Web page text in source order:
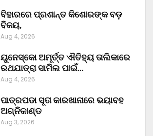
ବିହାରରେ ପ୍ରଶାନ୍ତ କିଶୋରଙ୍କ ବଡ଼
ବିଜୟ,
Aug 4, 2026
ୟୁନେସ୍କୋ ଅମୂର୍ତ୍ତ ଐତିହ୍ୟ ତାଲିକାରେ
ରଥଯାତ୍ରା ସାମିଲ ପାଇଁ…
Aug 4, 2026
ପାତ୍ରପଡା ସୂତା କାରଖାନାରେ ଭୟାବହ
ଅଗ୍ନିକାଣ୍ଡ
Aug 3, 2026